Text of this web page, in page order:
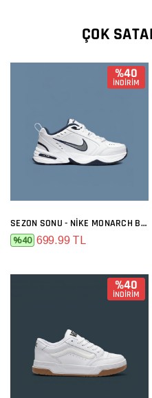
ÇOK
%40
İNDİRİM
SEZON SONU - NIKE MONARCH BEYAZ SIYAH
%40 699.99 TL
%40
İNDİRİM